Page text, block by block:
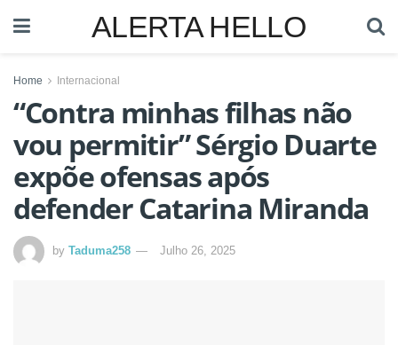
ALERTA HELLO
Home Internacional
“Contra minhas filhas não
vou permitir” Sérgio Duarte
expõe ofensas após
defender Catarina Miranda
by Taduma258 Julho 26, 2025